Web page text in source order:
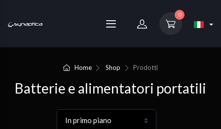
0
Home Shop Prodotti
Batterie e alimentatori portatili